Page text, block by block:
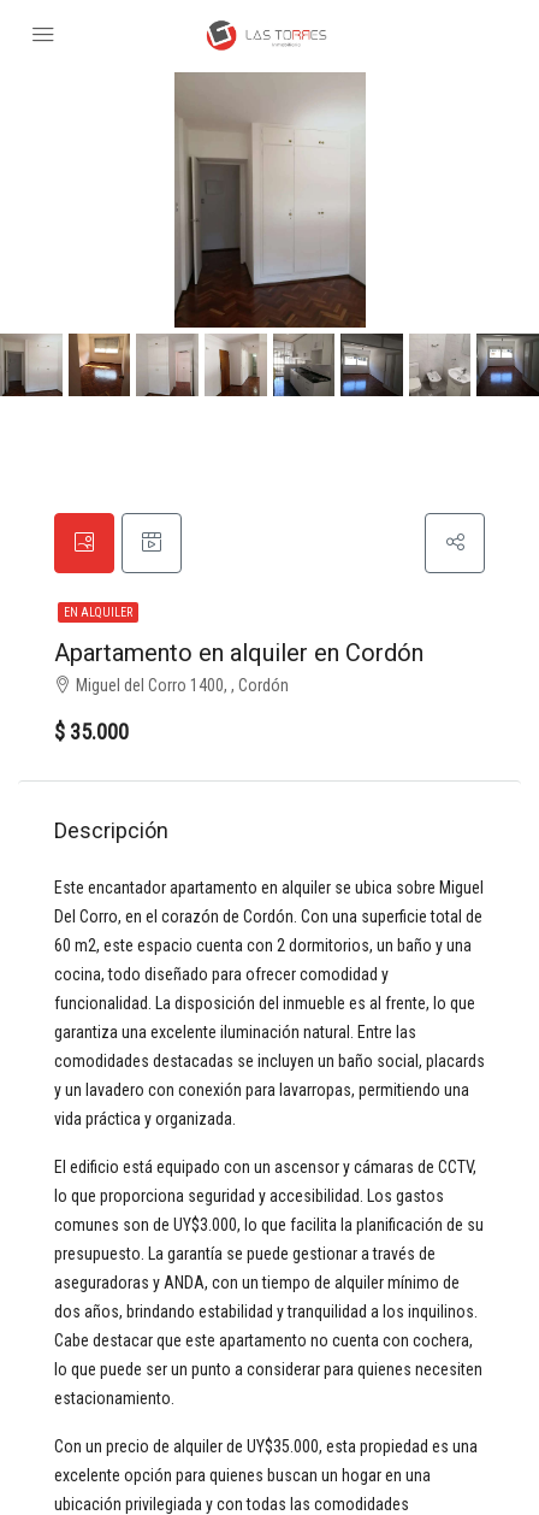
EN ALQUILER
Apartamento en alquiler en Cordón
Miguel del Corro 1400, , Cordón
$ 35.000
Descripción
Este encantador apartamento en alquiler se ubica sobre Miguel
Del Corro, en el corazón de Cordón. Con una superficie total de
60 m2, este espacio cuenta con 2 dormitorios, un baño y una
cocina, todo diseñado para ofrecer comodidad y
funcionalidad. La disposición del inmueble es al frente, lo que
garantiza una excelente iluminación natural. Entre las
comodidades destacadas se incluyen un baño social, placards
y un lavadero con conexión para lavarropas, permitiendo una
vida práctica y organizada.
El edificio está equipado con un ascensor y cámaras de CCTV,
lo que proporciona seguridad y accesibilidad. Los gastos
comunes son de UY$3.000, lo que facilita la planificación de su
presupuesto. La garantía se puede gestionar a través de
aseguradoras y ANDA, con un tiempo de alquiler mínimo de
dos años, brindando estabilidad y tranquilidad a los inquilinos.
Cabe destacar que este apartamento no cuenta con cochera,
lo que puede ser un punto a considerar para quienes necesiten
estacionamiento.
Con un precio de alquiler de UY$35.000, esta propiedad es una
excelente opción para quienes buscan un hogar en una
ubicación privilegiada y con todas las comodidades